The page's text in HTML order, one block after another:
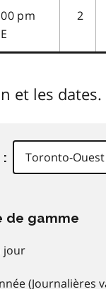
pm
2
et les dates.
de gamme
jour
(Journalières